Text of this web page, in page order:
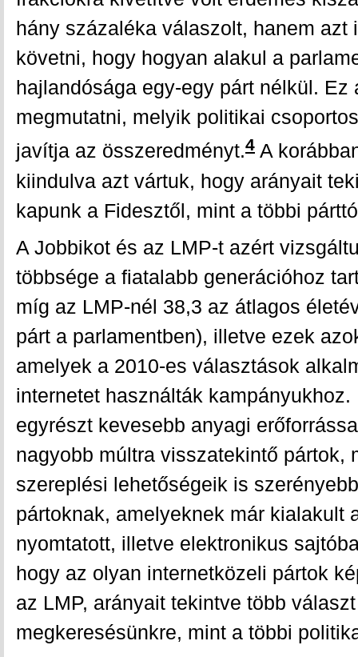
hány százaléka válaszolt, hanem azt
követni, hogy hogyan alakul a
hajlandósága egy-egy párt nélkül. Ez
megmutatni, melyik politikai
javítja az összeredményt.4 A
kiindulva azt vártuk, hogy arányait
kapunk a Fidesztől, mint a többi
A Jobbikot és az LMP-t azért
többsége a fiatalabb generációhoz
míg az LMP-nél 38,3 az átlagos
párt a parlamentben), illetve ezek
amelyek a 2010-es választások
internetet használták
egyrészt kevesebb anyagi
nagyobb múltra visszatekintő pártok,
szereplési lehetőségeik is
pártoknak, amelyeknek már kialakult
nyomtatott, illetve elektronikus
hogy az olyan internetközeli pártok
az LMP, arányait tekintve több
megkeresésünkre, mint a többi